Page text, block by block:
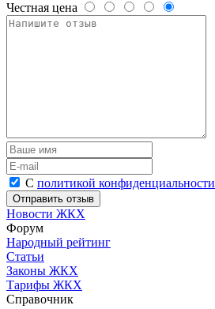
Честная цена
С политикой конфиденциальности
Новости ЖКХ
Форум
Народный рейтинг
Статьи
Законы ЖКХ
Тарифы ЖКХ
Справочник